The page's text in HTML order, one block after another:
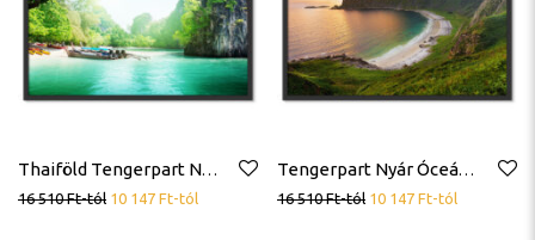
Thaiföld Tengerpart Nyár Óceán Trópus Tenger Poszter
16 510Ft-tól 10 147 Ft-tól
Tengerpart Nyár Óceán Trópus Tenger Poszter
16 510Ft-tól 10 147 Ft-tól